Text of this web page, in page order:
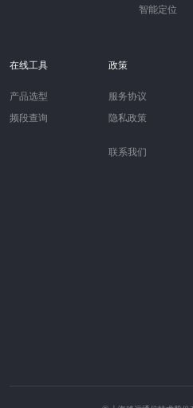
智能定位
在线工具
产品选型
频段查询
政策
服务协议
隐私政策
联系我们